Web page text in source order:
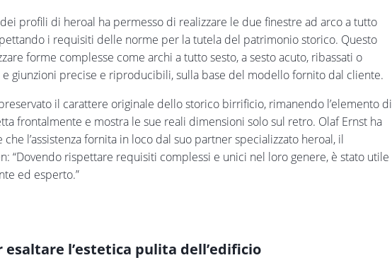
profili di heroal ha permesso di realizzare le due finestre ad arco a tutto
i requisiti delle norme per la tutela del patrimonio storico. Questo
forme complesse come archi a tutto sesto, a sesto acuto, ribassati o
giunzioni precise e riproducibili, sulla base del modello fornito dal cliente.
il carattere originale dello storico birrificio, rimanendo l’elemento di
frontalmente e mostra le sue reali dimensioni solo sul retro. Olaf Ernst ha
l’assistenza fornita in loco dal suo partner specializzato heroal, il
“Dovendo rispettare requisiti complessi e unici nel loro genere, è stato utile
ed esperto.”
l’estetica pulita dell’edificio